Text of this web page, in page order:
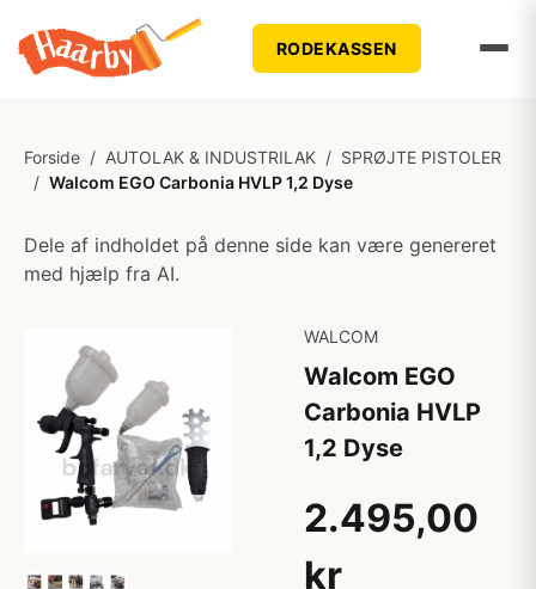
RODEKASSEN
Forside / AUTOLAK & INDUSTRILAK / SPRØJTE PISTOLER
/ Walcom EGO Carbonia HVLP 1,2 Dyse
Dele af indholdet på denne side kan være genereret
med hjælp fra AI.
WALCOM
Walcom EGO
Carbonia HVLP
1,2 Dyse
2.495,00
kr